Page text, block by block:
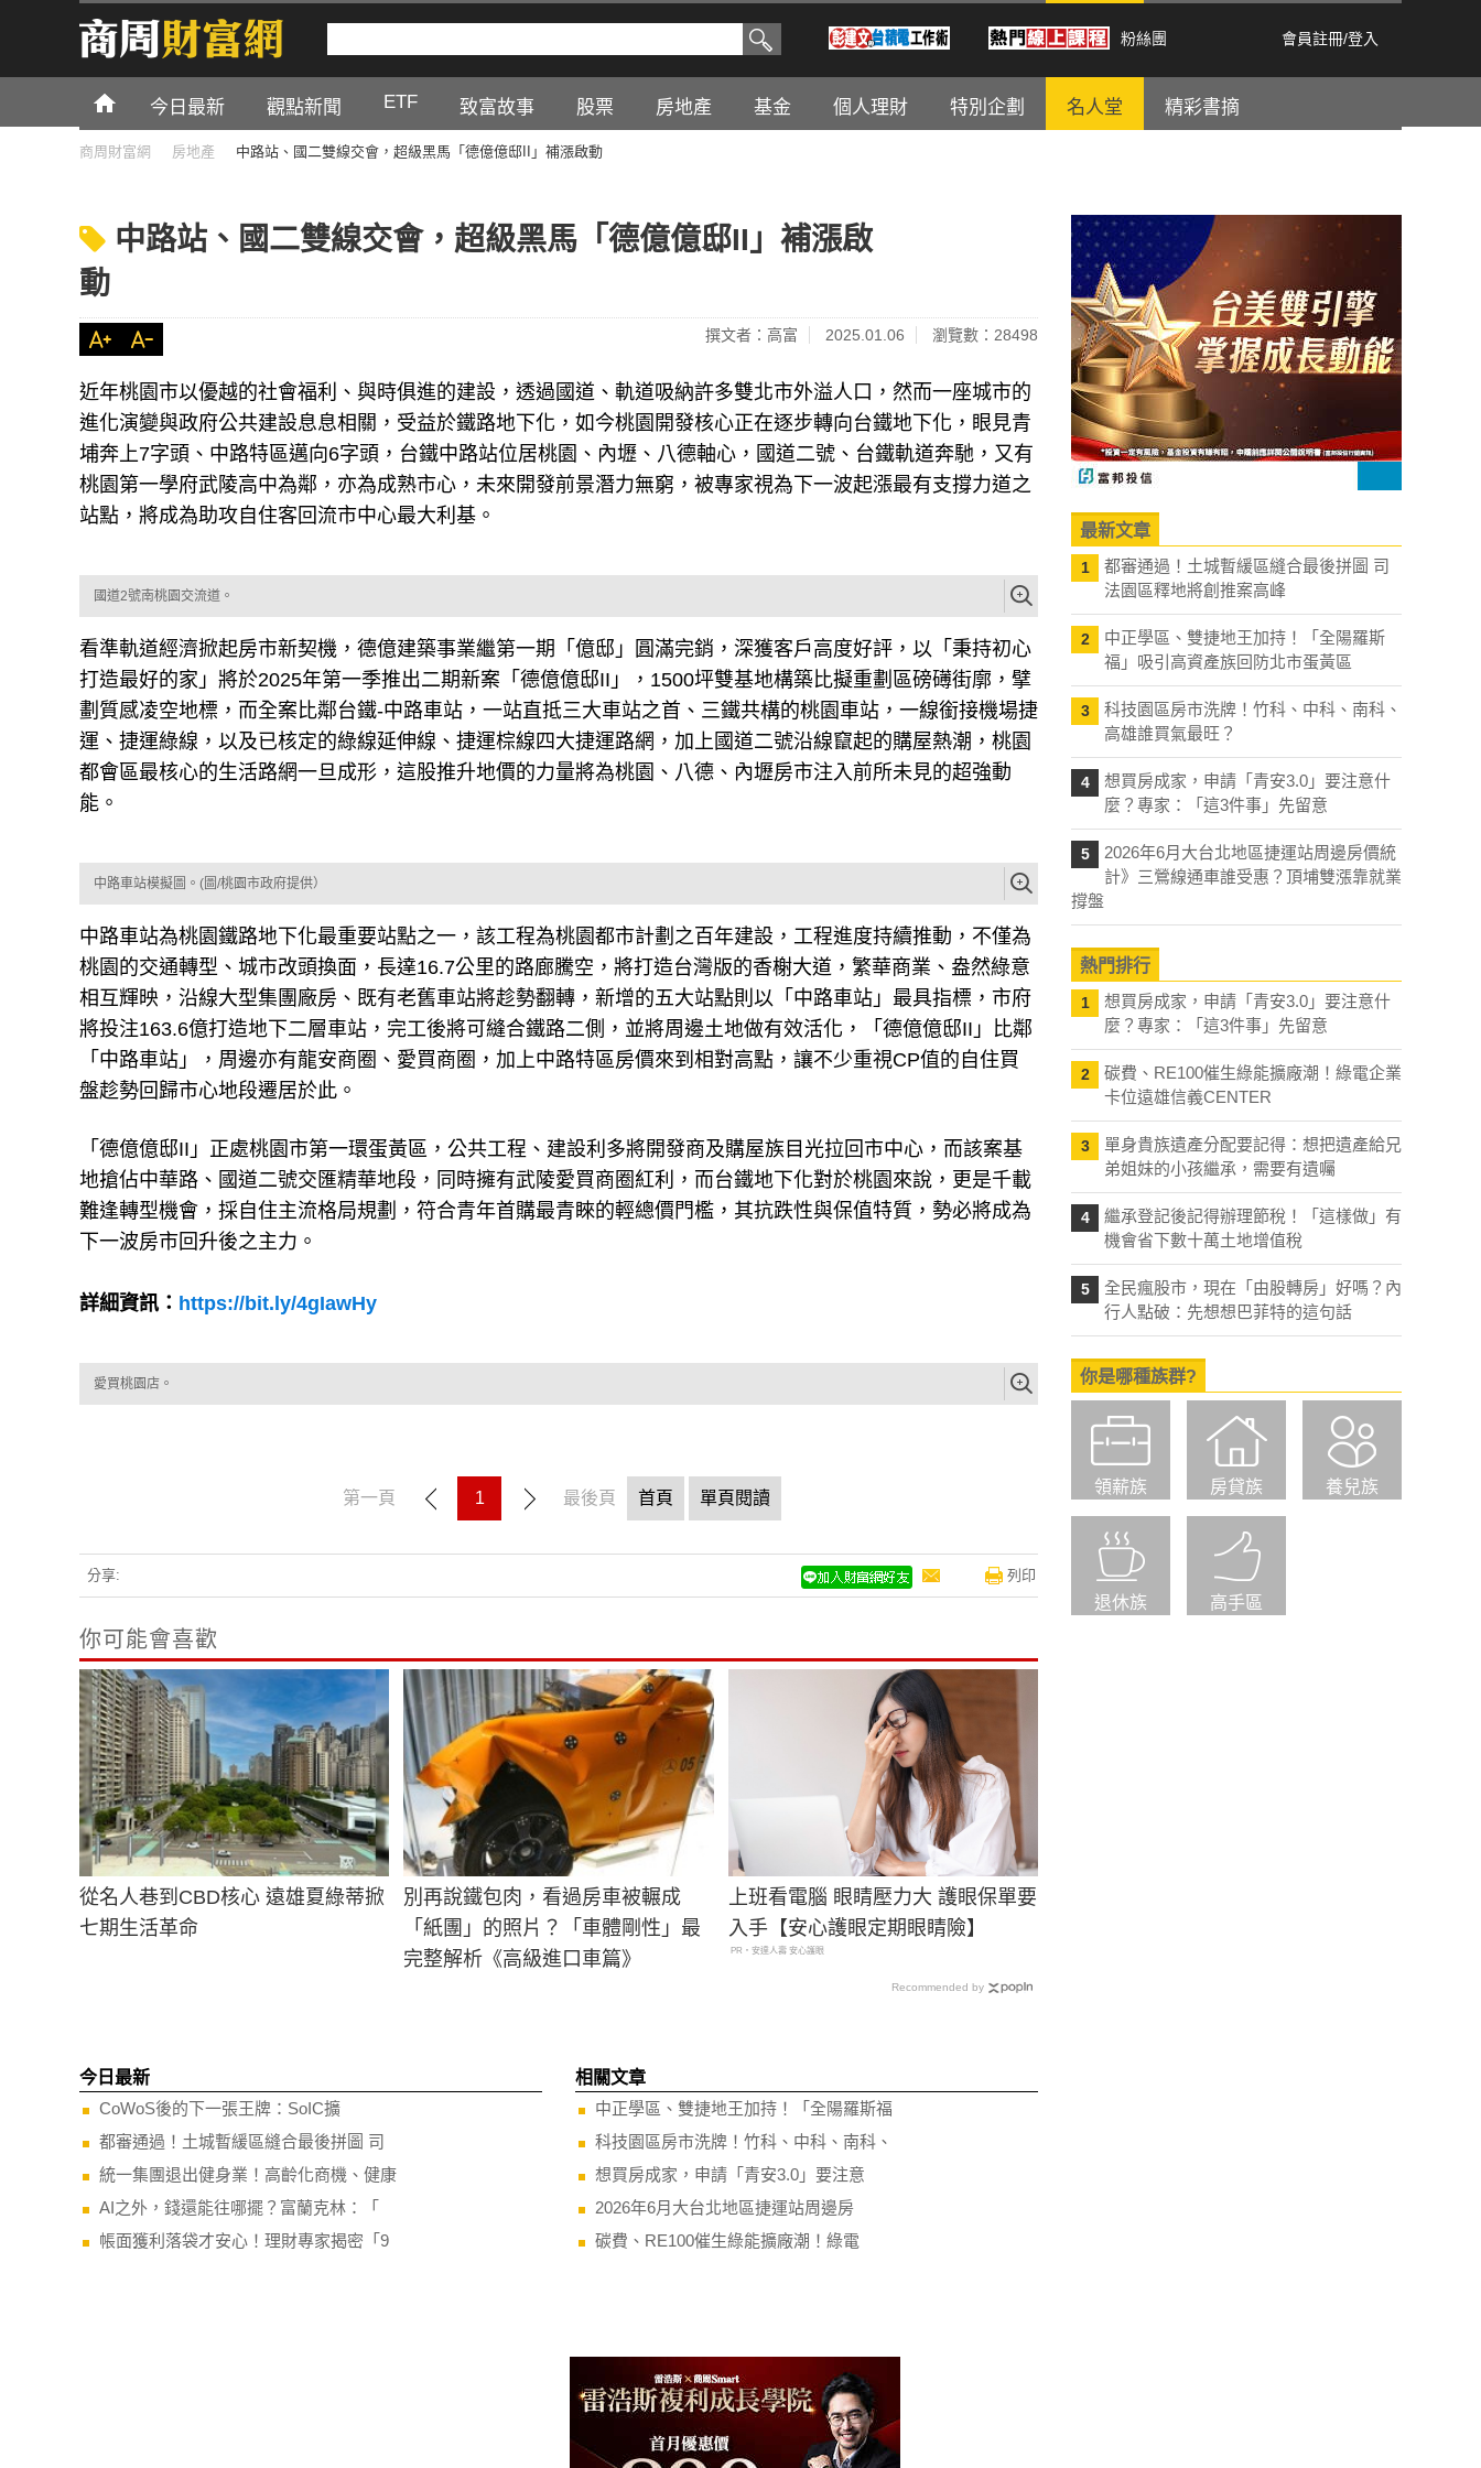
粉絲團 會員註冊/登入
今日最新 觀點新聞 ETF 致富故事 股票 房地產 基金 個人理財 特別企劃 名人堂 精彩書摘
商周財富網 房地產 中路站、國二雙線交會，超級黑馬「德億億邸II」補漲啟動
中路站、國二雙線交會，超級黑馬「德億億邸II」補漲啟
動
撰文者：高富 2025.01.06 瀏覽數：28498
近年桃園市以優越的社會福利、與時俱進的建設，透過國道、軌道吸納許多雙北市外溢人口，然而一座城市的
進化演變與政府公共建設息息相關，受益於鐵路地下化，如今桃園開發核心正在逐步轉向台鐵地下化，眼見青
埔奔上7字頭、中路特區邁向6字頭，台鐵中路站位居桃園、內壢、八德軸心，國道二號、台鐵軌道奔馳，又有
桃園第一學府武陵高中為鄰，亦為成熟市心，未來開發前景潛力無窮，被專家視為下一波起漲最有支撐力道之
站點，將成為助攻自住客回流市中心最大利基。
國道2號南桃園交流道。
看準軌道經濟掀起房市新契機，德億建築事業繼第一期「億邸」圓滿完銷，深獲客戶高度好評，以「秉持初心
打造最好的家」將於2025年第一季推出二期新案「德億億邸II」，1500坪雙基地構築比擬重劃區磅礡街廓，擘
劃質感凌空地標，而全案比鄰台鐵-中路車站，一站直抵三大車站之首、三鐵共構的桃園車站，一線銜接機場捷
運、捷運綠線，以及已核定的綠線延伸線、捷運棕線四大捷運路網，加上國道二號沿線竄起的購屋熱潮，桃園
都會區最核心的生活路網一旦成形，這股推升地價的力量將為桃園、八德、內壢房市注入前所未見的超強動
能。
中路車站模擬圖。(圖/桃園市政府提供）
中路車站為桃園鐵路地下化最重要站點之一，該工程為桃園都市計劃之百年建設，工程進度持續推動，不僅為
桃園的交通轉型、城市改頭換面，長達16.7公里的路廊騰空，將打造台灣版的香榭大道，繁華商業、盎然綠意
相互輝映，沿線大型集團廠房、既有老舊車站將趁勢翻轉，新增的五大站點則以「中路車站」最具指標，市府
將投注163.6億打造地下二層車站，完工後將可縫合鐵路二側，並將周邊土地做有效活化，「德億億邸II」比鄰
「中路車站」，周邊亦有龍安商圈、愛買商圈，加上中路特區房價來到相對高點，讓不少重視CP值的自住買
盤趁勢回歸市心地段遷居於此。
「德億億邸II」正處桃園市第一環蛋黃區，公共工程、建設利多將開發商及購屋族目光拉回市中心，而該案基
地搶佔中華路、國道二號交匯精華地段，同時擁有武陵愛買商圈紅利，而台鐵地下化對於桃園來說，更是千載
難逢轉型機會，採自住主流格局規劃，符合青年首購最青睞的輕總價門檻，其抗跌性與保值特質，勢必將成為
下一波房市回升後之主力。
詳細資訊： https://bit.ly/4gIawHy
愛買桃園店。
第一頁 1 最後頁 首頁 單頁閱讀
分享: 列印
你可能會喜歡
從名人巷到CBD核心 遠雄夏綠蒂掀
七期生活革命
別再說鐵包肉，看過房車被輾成
「紙團」的照片？「車體剛性」最
完整解析《高級進口車篇》
上班看電腦 眼睛壓力大 護眼保單要
入手【安心護眼定期眼睛險】
PR・安達人壽 安心護眼
Recommended by
今日最新
CoWoS後的下一張王牌：SoIC擴
都審通過！土城暫緩區縫合最後拼圖 司
統一集團退出健身業！高齡化商機、健康
AI之外，錢還能往哪擺？富蘭克林：「
帳面獲利落袋才安心！理財專家揭密「9
相關文章
中正學區、雙捷地王加持！「全陽羅斯福
科技園區房市洗牌！竹科、中科、南科、
想買房成家，申請「青安3.0」要注意
2026年6月大台北地區捷運站周邊房
碳費、RE100催生綠能擴廠潮！綠電
最新文章
1
都審通過！土城暫緩區縫合最後拼圖 司
法園區釋地將創推案高峰
2
中正學區、雙捷地王加持！「全陽羅斯
福」吸引高資產族回防北市蛋黃區
3
科技園區房市洗牌！竹科、中科、南科、
高雄誰買氣最旺？
4
想買房成家，申請「青安3.0」要注意什
麼？專家：「這3件事」先留意
5
2026年6月大台北地區捷運站周邊房價統
計》三鶯線通車誰受惠？頂埔雙漲靠就業
撐盤
熱門排行
1
想買房成家，申請「青安3.0」要注意什
麼？專家：「這3件事」先留意
2
碳費、RE100催生綠能擴廠潮！綠電企業
卡位遠雄信義CENTER
3
單身貴族遺產分配要記得：想把遺產給兄
弟姐妹的小孩繼承，需要有遺囑
4
繼承登記後記得辦理節稅！「這樣做」有
機會省下數十萬土地增值稅
5
全民瘋股市，現在「由股轉房」好嗎？內
行人點破：先想想巴菲特的這句話
你是哪種族群?
領薪族 房貸族 養兒族
退休族 高手區